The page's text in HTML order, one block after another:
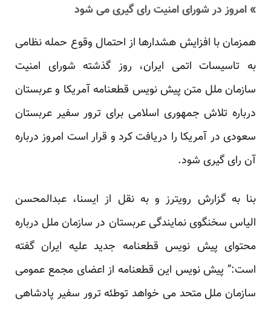
» امروز در شورای امنیت رای گیری می شود
همزمان با افزایش هشدارها از احتمال وقوع حمله نظامی
به تاسیسات اتمی ایران، روز گذشته شورای امنیت
سازمان ملل متن پیش نویس قطعنامه آمریکا و عربستان
درباره تلاش جمهوری اسلامی برای ترور سفیر عربستان
سعودی در آمریکا را دریافت کرد و قرار است امروز درباره
آن رای گیری شود.
بنا به گزارش رویترز و به نقل از ایسنا، عبدالمحسن
الیاس سخنگوی نمایندگی عربستان در سازمان ملل درباره
محتوای پیش نویس قطعنامه جدید علیه ایران گفته
است:” پیش نویس این قطعنامه از اعضای مجمع عمومی
سازمان ملل متحد می خواهد توطئه ترور سفیر پادشاهی